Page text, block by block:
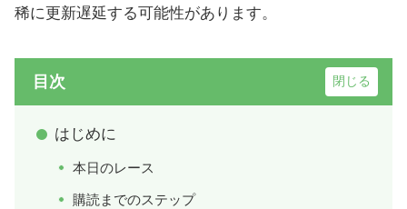
稀に更新遅延する可能性があります。
目次
はじめに
本日のレース
購読までのステップ